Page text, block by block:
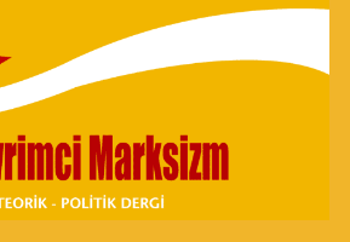
content